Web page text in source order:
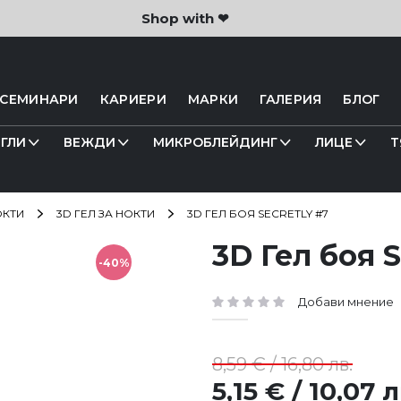
Shop with ❤
КАРИЕРИ МАРКИ ГАЛЕРИЯ БЛОГ
ВЕЖДИ МИКРОБЛЕЙДИНГ ЛИЦЕ
3D ГЕЛ ЗА НОКТИ 3D ГЕЛ БОЯ SECRETLY #7
3D Гел боя
рейтинг: Добави мнение
5,15 € / 10,07
8,59 € / 16,80 лв.
-40%